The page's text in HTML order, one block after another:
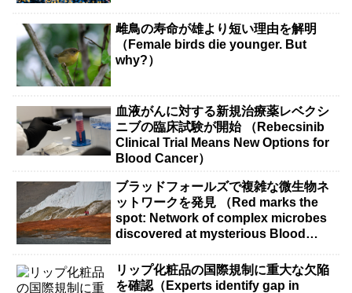
雌鳥の寿命が雄より短い理由を解明
（Female birds die younger. But
why?）
血液がんに対する新規治療薬レベクシ
ニブの臨床試験が開始 （Rebecsinib
Clinical Trial Means New Options for
Blood Cancer）
ブラッドフォールズで複雑な微生物ネ
ットワークを発見 （Red marks the
spot: Network of complex microbes
discovered at mysterious Blood
リップ化粧品の国際規制に重大な欠陥
を確認（Experts identify gap in